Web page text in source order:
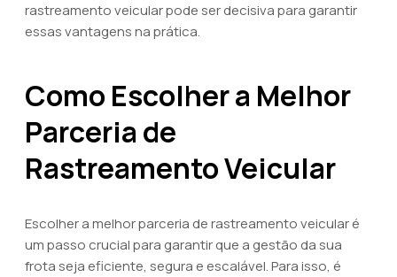
rastreamento veicular pode ser decisiva para garantir
essas vantagens na prática.
Como Escolher a Melhor
Parceria de
Rastreamento Veicular
Escolher a melhor parceria de rastreamento veicular é
um passo crucial para garantir que a gestão da sua
frota seja eficiente, segura e escalável. Para isso, é